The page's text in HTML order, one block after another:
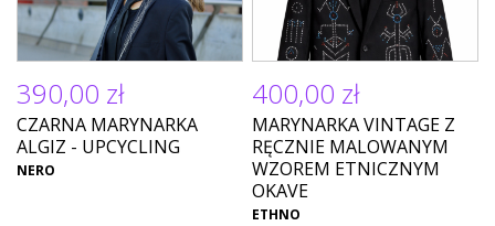
390,00 zł
CZARNA MARYNARKA
ALGIZ - UPCYCLING
NERO
400,00 zł
MARYNARKA VINTAGE Z
RĘCZNIE MALOWANYM
WZOREM ETNICZNYM
OKAVE
ETHNO